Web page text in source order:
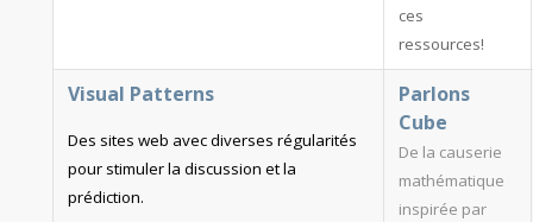
ces
ressources!
Visual Patterns
Des sites web avec diverses régularités
pour stimuler la discussion et la
prédiction.
Parlons
Cube
De la causerie
mathématique
inspirée par